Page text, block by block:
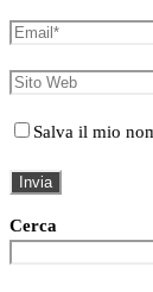
Salva il mio
Cerca